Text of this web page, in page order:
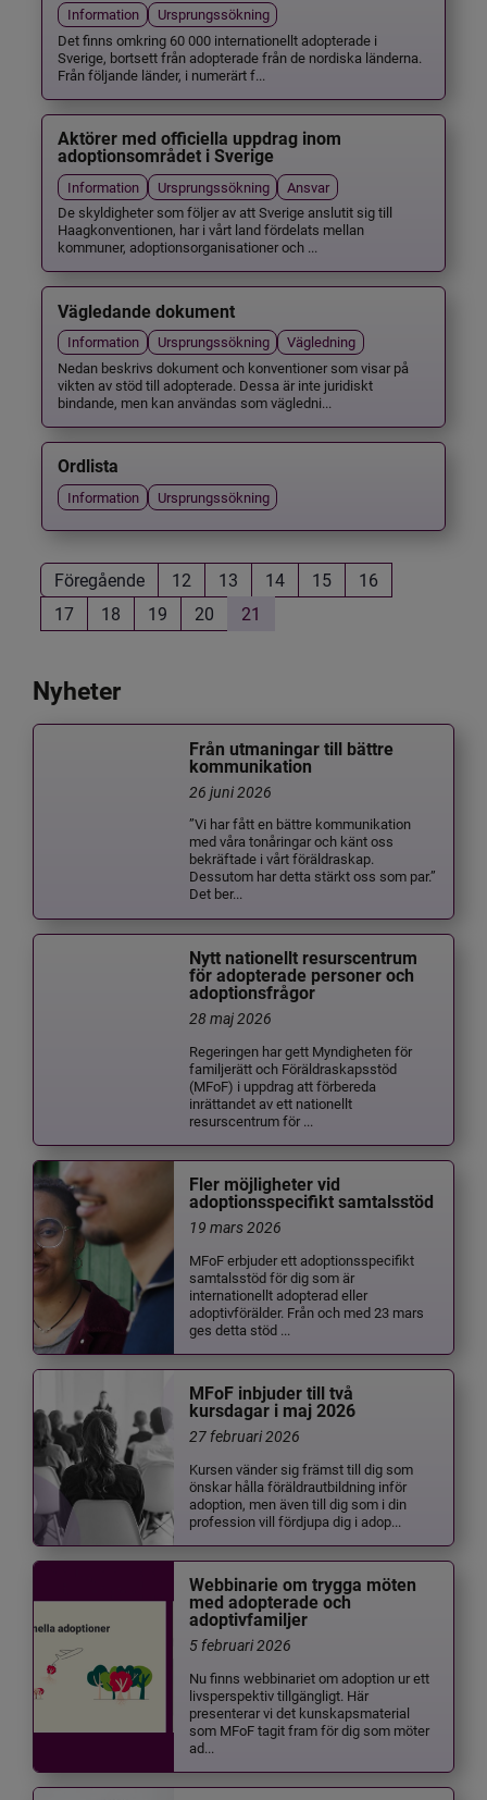
Information
Ursprungssökning
Det finns omkring 60 000 internationellt adopterade i
Sverige, bortsett från adopterade från de nordiska länderna.
Från följande länder, i numerärt f...
Aktörer med officiella uppdrag inom
adoptionsområdet i Sverige
Information Ursprungssökning
Ansvar
De skyldigheter som följer av att Sverige anslutit sig till
Haagkonventionen, har i vårt land fördelats mellan
kommuner, adoptionsorganisationer och ...
Vägledande dokument
Information Ursprungssökning
Vägledning
Nedan beskrivs dokument och konventioner som visar på
vikten av stöd till adopterade. Dessa är inte juridiskt
bindande, men kan användas som vägledni...
Ordlista
Information Ursprungssökning
Föregående 12 13 14 15
16
17
18 19 20 21
Nyheter
Från utmaningar till bättre
kommunikation
26 juni 2026
”Vi har fått en bättre kommunikation
med våra tonåringar och känt oss
bekräftade i vårt föräldraskap.
Dessutom har detta stärkt oss som par.”
Det ber...
Nytt nationellt resurscentrum
för adopterade personer och
adoptionsfrågor
28 maj 2026
Regeringen har gett Myndigheten för
familjerätt och Föräldraskapsstöd
(MFoF) i uppdrag att förbereda
inrättandet av ett nationellt
resurscentrum för ...
Fler möjligheter vid
adoptionsspecifikt samtalsstöd
19 mars 2026
MFoF erbjuder ett adoptionsspecifikt
samtalsstöd för dig som är
internationellt adopterad eller
adoptivförälder. Från och med 23 mars
ges detta stöd ...
MFoF inbjuder till två
kursdagar i maj 2026
27 februari 2026
Kursen vänder sig främst till dig som
önskar hålla föräldrautbildning inför
adoption, men även till dig som i din
profession vill fördjupa dig i adop...
Webbinarie om trygga möten
med adopterade och
adoptivfamiljer
5 februari 2026
Nu finns webbinariet om adoption ur ett
livsperspektiv tillgängligt. Här
presenterar vi det kunskapsmaterial
som MFoF tagit fram för dig som möter
ad...